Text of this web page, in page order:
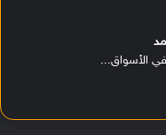
الأسواق...